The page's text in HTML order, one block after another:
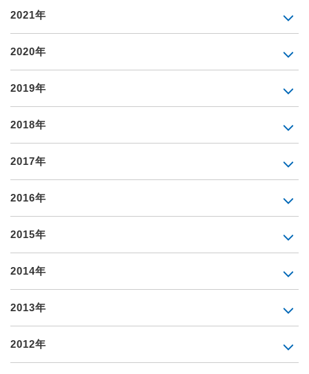
2021年
2020年
2019年
2018年
2017年
2016年
2015年
2014年
2013年
2012年